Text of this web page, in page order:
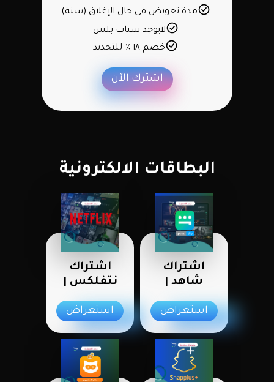
مدة تعويض في حال الإغلاق (سنة)
لايوجد سناب بلس
خصم ١٨ ٪ للتجديد
اشترك الآن
البطاقات الالكترونية
اشتراك
شاهد |
استعراض
اشتراك
نتفلكس |
استعراض